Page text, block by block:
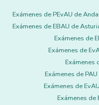
Exámenes de PEvAU de
Exámenes de EBAU de
Exámenes de
Exámenes de
Exámenes
Exámenes de
Exámenes de
Exámenes de